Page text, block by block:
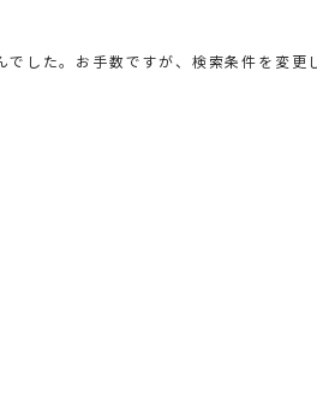
した。お手数ですが、検索条件を変更